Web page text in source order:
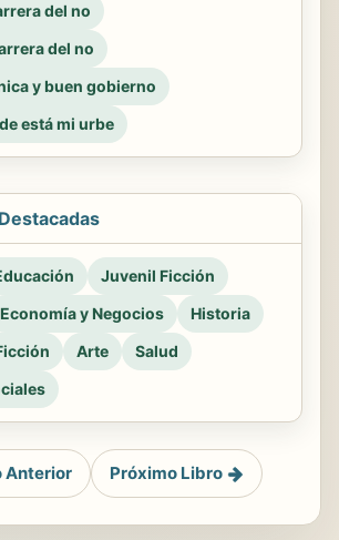
del no
del no
y buen gobierno
está mi urbe
Juvenil Ficción
Economía y Negocios
Historia
Arte
Salud
Anterior Próximo Libro